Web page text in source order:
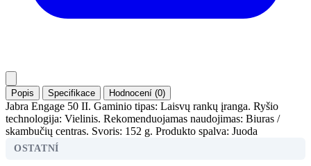
Popis Specifikace Hodnocení (0)
Jabra Engage 50 II. Gaminio tipas: Laisvų rankų įranga. Ryšio
technologija: Vielinis. Rekomenduojamas naudojimas: Biuras /
skambučių centras. Svoris: 152 g. Produkto spalva: Juoda
OSTATNÍ